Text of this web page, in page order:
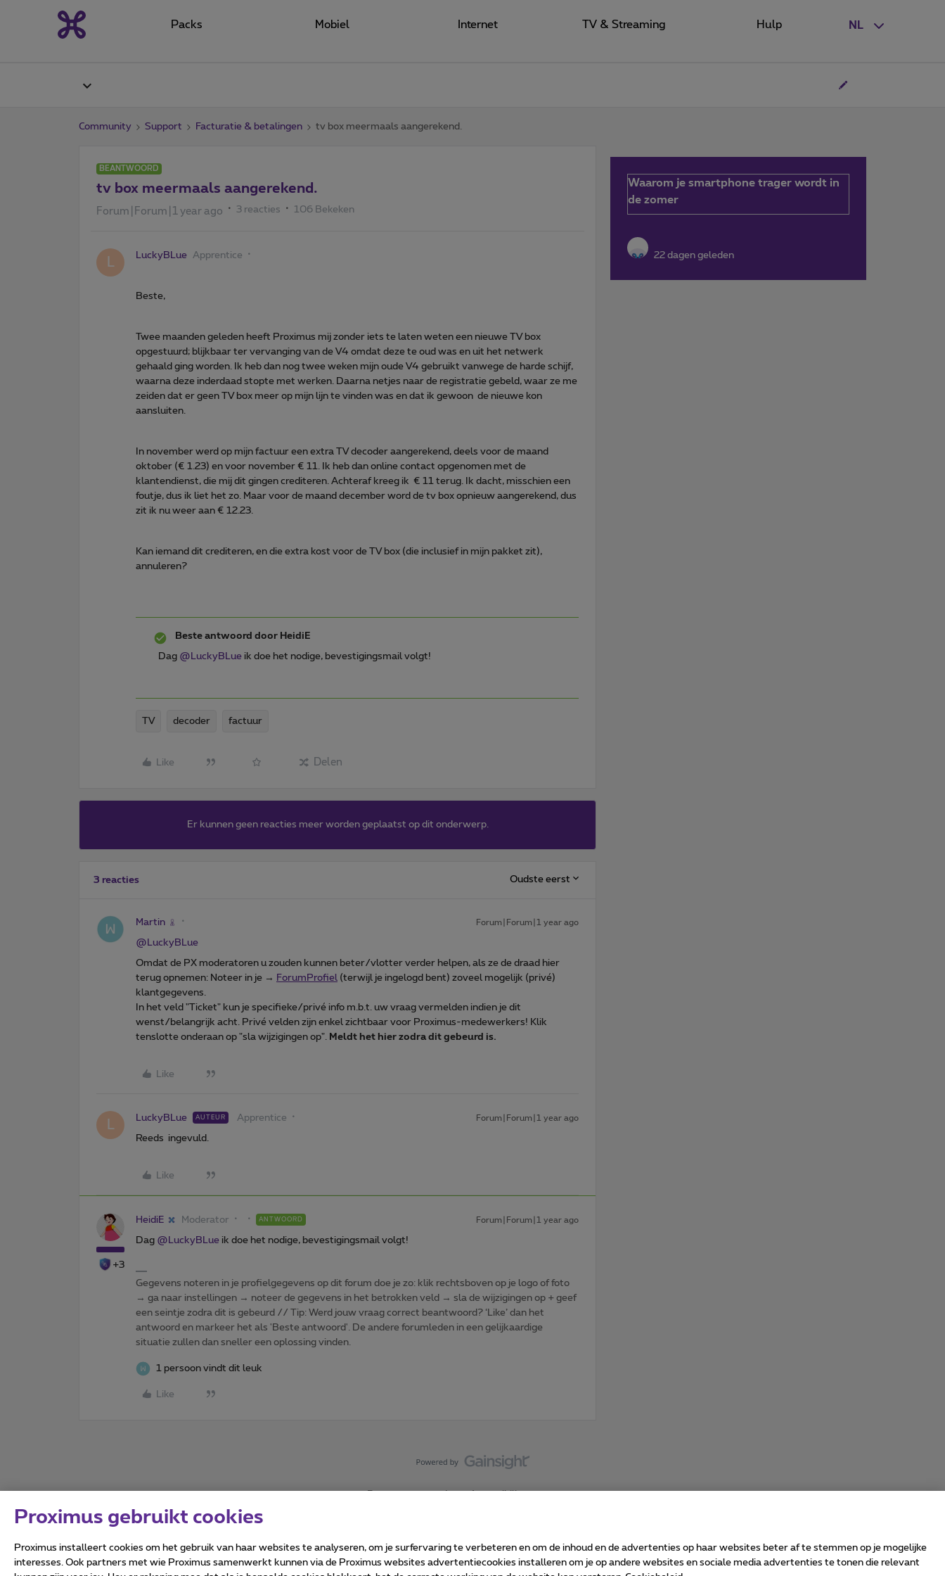
NL
Packs Mobiel Internet TV & Streaming Hulp
Community Support Facturatie & betalingen tv box meermaals aangerekend.
BEANTWOORD
tv box meermaals aangerekend.
Forum|Forum|1 year ago 3 reacties 106 Bekeken
L LuckyBLue Apprentice
Beste,
Twee maanden geleden heeft Proximus mij zonder iets te laten weten een nieuwe TV box
opgestuurd; blijkbaar ter vervanging van de V4 omdat deze te oud was en uit het netwerk
gehaald ging worden. Ik heb dan nog twee weken mijn oude V4 gebruikt vanwege de harde schijf,
waarna deze inderdaad stopte met werken. Daarna netjes naar de registratie gebeld, waar ze me
zeiden dat er geen TV box meer op mijn lijn te vinden was en dat ik gewoon de nieuwe kon
aansluiten.
In november werd op mijn factuur een extra TV decoder aangerekend, deels voor de maand
oktober (€ 1.23) en voor november € 11. Ik heb dan online contact opgenomen met de
klantendienst, die mij dit gingen crediteren. Achteraf kreeg ik € 11 terug. Ik dacht, misschien een
foutje, dus ik liet het zo. Maar voor de maand december word de tv box opnieuw aangerekend, dus
zit ik nu weer aan € 12.23.
Kan iemand dit crediteren, en die extra kost voor de TV box (die inclusief in mijn pakket zit),
annuleren?
Beste antwoord door HeidiE
Dag ​ @LuckyBLue ik doe het nodige, bevestigingsmail volgt!
TV decoder factuur
Like Delen
Er kunnen geen reacties meer worden geplaatst op dit onderwerp.
3 reacties Oudste eerst
Martin Forum|Forum|1 year ago
@LuckyBLue
Omdat de PX moderatoren u zouden kunnen beter/vlotter verder helpen, als ze de draad hier
terug opnemen: Noteer in je → ForumProfiel (terwijl je ingelogd bent) zoveel mogelijk (privé)
klantgegevens.
In het veld "Ticket" kun je specifieke/privé info m.b.t. uw vraag vermelden indien je dit
wenst/belangrijk acht. Privé velden zijn enkel zichtbaar voor Proximus-medewerkers! Klik
tenslotte onderaan op "sla wijzigingen op".
Meldt het hier zodra dit gebeurd is.
Like
L LuckyBLue AUTEUR Apprentice Forum|Forum|1 year ago
Reeds ingevuld.
Like
+3
HeidiE Moderator ANTWOORD Forum|Forum|1 year ago
Dag ​ @LuckyBLue ik doe het nodige, bevestigingsmail volgt!
Gegevens noteren in je profielgegevens op dit forum doe je zo: klik rechtsboven op je logo of foto
→ ga naar instellingen → noteer de gegevens in het betrokken veld → sla de wijzigingen op + geef
een seintje zodra dit is gebeurd // Tip: Werd jouw vraag correct beantwoord? ‘Like’ dan het
antwoord en markeer het als 'Beste antwoord'. De andere forumleden in een gelijkaardige
situatie zullen dan sneller een oplossing vinden.
1 persoon vindt dit leuk
Like
Waarom je smartphone trager wordt in
de zomer
22 dagen geleden
Forumvoorwaarden Accessibility statement
Proximus gebruikt cookies
Proximus installeert cookies om het gebruik van haar websites te analyseren, om je surfervaring te verbeteren en om de inhoud en de advertenties op haar websites beter af te stemmen op je mogelijke
interesses. Ook partners met wie Proximus samenwerkt kunnen via de Proximus websites advertentiecookies installeren om je op andere websites en sociale media advertenties te tonen die relevant